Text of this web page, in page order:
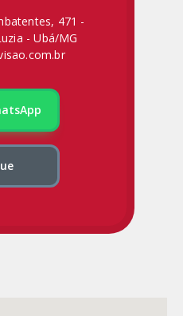
471 -
- Ubá/MG